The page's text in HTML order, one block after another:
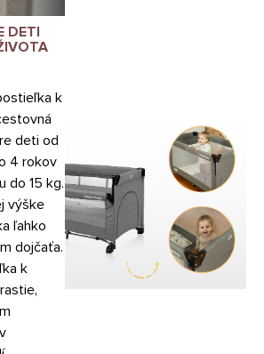
DETI
k
deti od
4 rokov
do 15 kg.
výške
ľahko
dojčaťa.
k